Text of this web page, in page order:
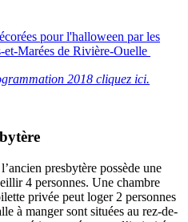
pour l'halloween par les
et-Marées de Rivière-Ouelle
2018 cliquez ici.
presbytère possède une
4 personnes. Une chambre
privée peut loger 2 personnes
à manger sont situées au rez-de-